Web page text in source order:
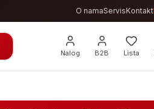
O namaServisKontakt
Nalog B2B Lista